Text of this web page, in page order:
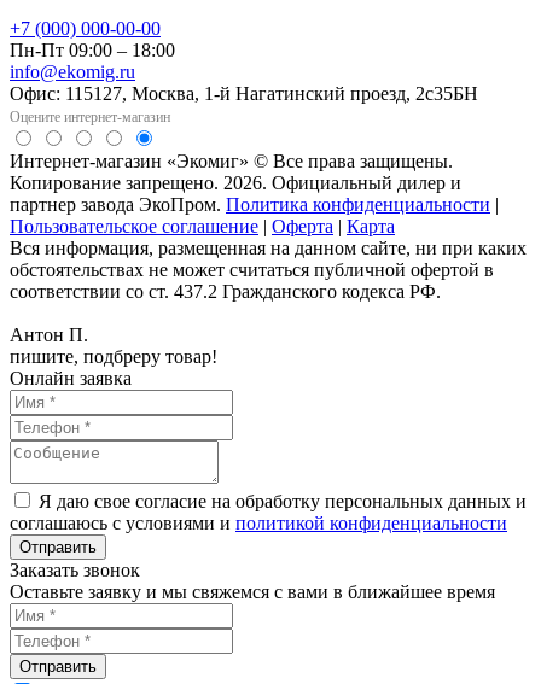
+7 (000) 000-00-00
Пн-Пт 09:00 – 18:00
info@ekomig.ru
Офис: 115127, Москва, 1-й Нагатинский проезд, 2с35БН
Оцените интернет-магазин
Интернет-магазин «Экомиг» © Все права защищены.
Копирование запрещено. 2026. Официальный дилер и
партнер завода ЭкоПром. Политика конфиденциальности |
Пользовательское соглашение | Оферта | Карта
Вся информация, размещенная на данном сайте, ни при каких
обстоятельствах не может считаться публичной офертой в
соответствии со ст. 437.2 Гражданского кодекса РФ.
Антон П.
пишите, подбреру товар!
Онлайн заявка
Я даю свое согласие на обработку персональных данных и
соглашаюсь с условиями и политикой конфиденциальности
Заказать звонок
Оставьте заявку и мы свяжемся с вами в ближайшее время